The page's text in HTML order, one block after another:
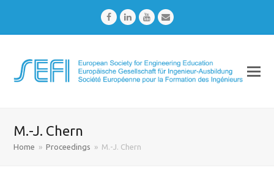
FacebookLinkedInYoutubeEmail
M.-J. Chern
Home » Proceedings » M.-J. Chern